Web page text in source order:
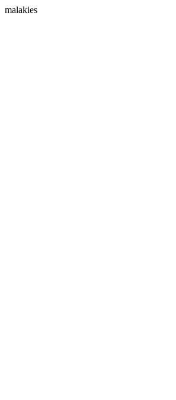
malakies